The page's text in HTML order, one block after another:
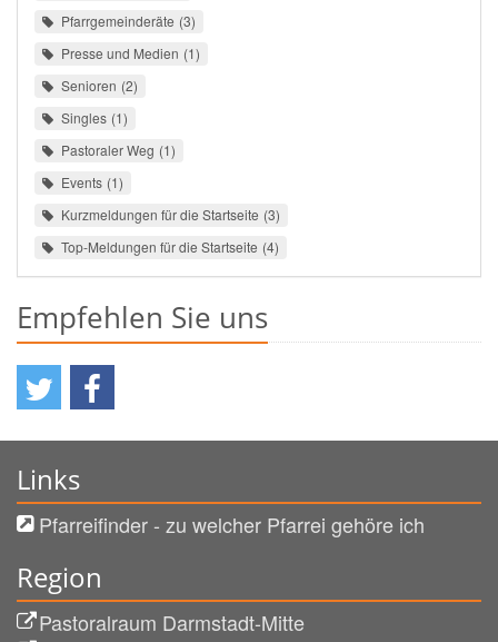
Pfarrgemeinderäte 3
Presse und Medien 1
Senioren 2
Singles 1
Pastoraler Weg 1
Events 1
Kurzmeldungen für die Startseite 3
Top-Meldungen für die Startseite 4
Empfehlen Sie uns
Links
Pfarreifinder - zu welcher Pfarrei gehöre ich
Region
Pastoralraum Darmstadt-Mitte